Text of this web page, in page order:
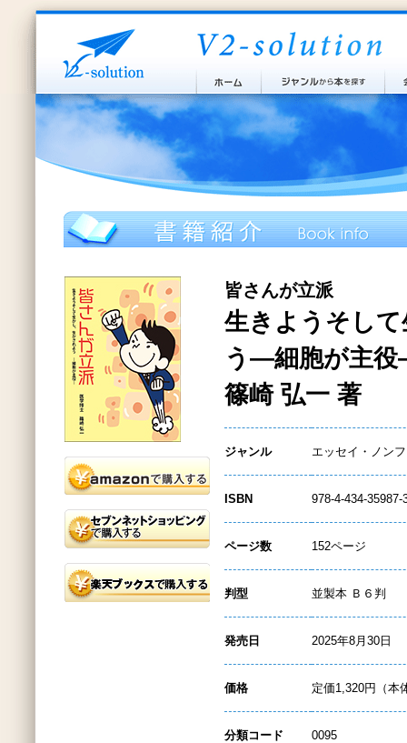
皆さんが立派
生きようそし
う―細胞が主
篠崎 弘一 著
ジャンル エッセイ・ノン
ISBN 978-4-434-35987-
ページ数 152ページ
判型 並製本 Ｂ６判
発売日 2025年8月30日
価格 定価1,320円（本
分類コード 0095